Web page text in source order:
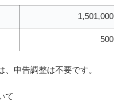
1,501,000
500
、申告調整は不要です。
て